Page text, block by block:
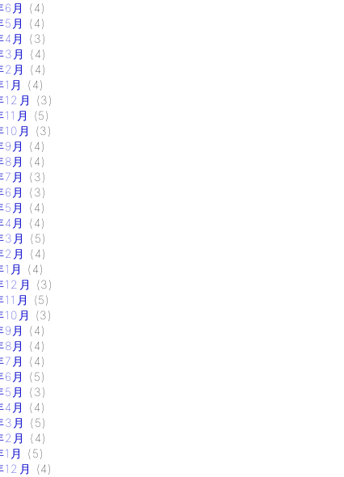
月
(4)
月
(4)
月
(3)
3月
(4)
2月
(4)
月
(4)
12月
(3)
月
(5)
月
(3)
月
(4)
月
(4)
月
(3)
月
(3)
月
(4)
月
(4)
3月
(5)
2月
(4)
月
(4)
12月
(3)
月
(5)
月
(3)
月
(4)
月
(4)
月
(4)
月
(5)
月
(3)
月
(4)
3月
(5)
2月
(4)
月
(5)
12月
(4)